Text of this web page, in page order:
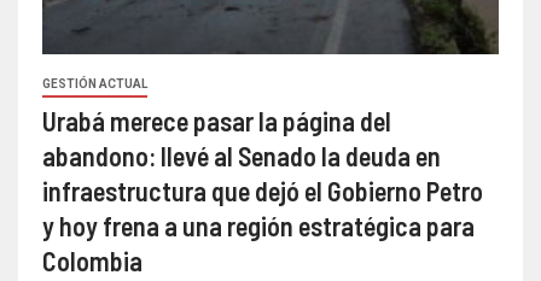
GESTIÓN ACTUAL
Urabá merece pasar la página del
abandono: llevé al Senado la deuda en
infraestructura que dejó el Gobierno Petro
y hoy frena a una región estratégica para
Colombia